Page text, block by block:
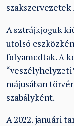
A sztrájkjoguk
utolsó
folyamodtak. A
májusában
szabályként.
A 2022. januári